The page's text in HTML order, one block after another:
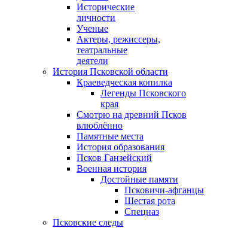
Исторические
личности
Ученые
Актеры, режиссеры,
театральные
деятели
История Псковской области
Краеведческая копилка
Легенды Псковского
края
Смотрю на древний Псков
влюблённо
Памятные места
История образования
Псков Ганзейский
Военная история
Достойные памяти
Псковичи-афганцы
Шестая рота
Спецназ
Псковские следы